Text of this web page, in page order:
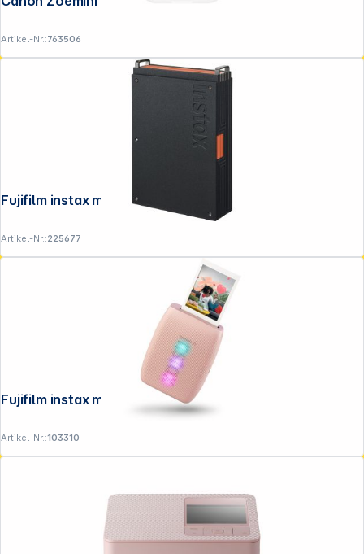
Artikel-Nr.:763506
Artikel-Nr.:225677
Fujifilm instax mini Link 3 EX D Rose Pink
Artikel-Nr.:103310